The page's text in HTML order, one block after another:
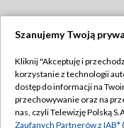
Abonament TVP
Emisja w TVP
Szanujemy Twoją
Kliknij "Akceptuję i
korzystanie z technologii
dostęp do informacji na
przechowywanie oraz na
nas, czyli Telewizję Polską
Zaufanych Partnerów z IAB*